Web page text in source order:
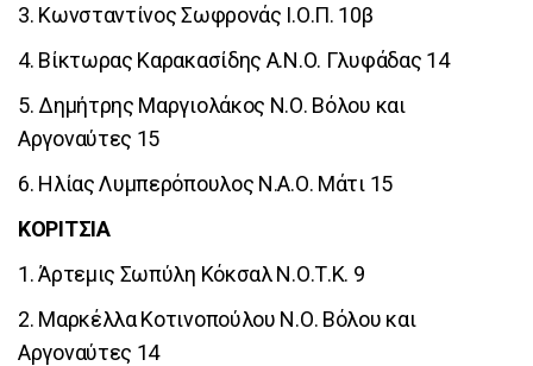
3. Κωνσταντίνος Σωφρονάς Ι.Ο.Π. 10β
4. Βίκτωρας Καρακασίδης Α.Ν.Ο. Γλυφάδας 14
5. Δημήτρης Μαργιολάκος Ν.Ο. Βόλου και
Αργοναύτες 15
6. Ηλίας Λυμπερόπουλος Ν.Α.Ο. Μάτι 15
ΚΟΡΙΤΣΙΑ
1. Άρτεμις Σωπύλη Κόκσαλ Ν.Ο.Τ.Κ. 9
2. Μαρκέλλα Κοτινοπούλου Ν.Ο. Βόλου και
Αργοναύτες 14